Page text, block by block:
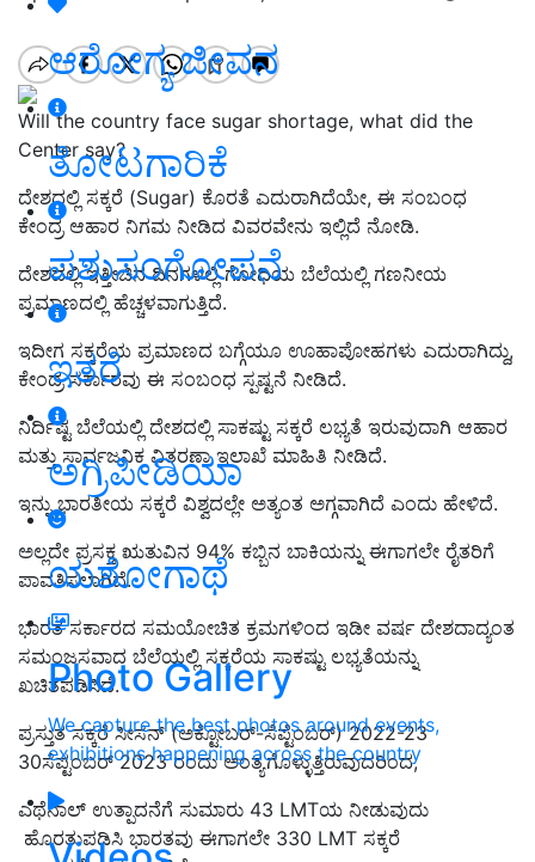
ಆರೋಗ್ಯ ಜೀವನ
ತೋಟಗಾರಿಕೆ
ಪಶುಸಂಗೋಪನೆ
ಇತರೆ
ಅಗ್ರಿಪೀಡಿಯಾ
ಯಶೋಗಾಥೆ
Photo Gallery
We capture the best photos around events,
exhibitions happening across the country
Will the country face sugar shortage, what did the
Center say?
ದೇಶದಲ್ಲಿ ಸಕ್ಕರೆ (Sugar) ಕೊರತೆ ಎದುರಾಗಿದೆಯೇ, ಈ ಸಂಬಂಧ
ಕೇಂದ್ರ ಆಹಾರ ನಿಗಮ ನೀಡಿದ ವಿವರವೇನು ಇಲ್ಲಿದೆ ನೋಡಿ.
ದೇಶದಲ್ಲಿ ಇತ್ತೀಚಿನ ದಿನಗಳಲ್ಲಿ ಗೋಧಿಯ ಬೆಲೆಯಲ್ಲಿ ಗಣನೀಯ
ಪ್ರಮಾಣದಲ್ಲಿ ಹೆಚ್ಚಳವಾಗುತ್ತಿದೆ.
ಇದೀಗ ಸಕ್ಕರೆಯ ಪ್ರಮಾಣದ ಬಗ್ಗೆಯೂ ಊಹಾಪೋಹಗಳು ಎದುರಾಗಿದ್ದು,
ಕೇಂದ್ರ ಸರ್ಕಾರವು ಈ ಸಂಬಂಧ ಸ್ಪಷ್ಟನೆ ನೀಡಿದೆ.
ನಿರ್ದಿಷ್ಟ ಬೆಲೆಯಲ್ಲಿ ದೇಶದಲ್ಲಿ ಸಾಕಷ್ಟು ಸಕ್ಕರೆ ಲಭ್ಯತೆ ಇರುವುದಾಗಿ ಆಹಾರ
ಮತ್ತು ಸಾರ್ವಜನಿಕ ವಿತರಣಾ ಇಲಾಖೆ ಮಾಹಿತಿ ನೀಡಿದೆ.
ಇನ್ನು ಭಾರತೀಯ ಸಕ್ಕರೆ ವಿಶ್ವದಲ್ಲೇ ಅತ್ಯಂತ ಅಗ್ಗವಾಗಿದೆ ಎಂದು ಹೇಳಿದೆ.
ಅಲ್ಲದೇ ಪ್ರಸಕ್ತ ಋತುವಿನ 94% ಕಬ್ಬಿನ ಬಾಕಿಯನ್ನು ಈಗಾಗಲೇ ರೈತರಿಗೆ
ಪಾವತಿಸಲಾಗಿದೆ.
ಭಾರತ ಸರ್ಕಾರದ ಸಮಯೋಚಿತ ಕ್ರಮಗಳಿಂದ ಇಡೀ ವರ್ಷ ದೇಶದಾದ್ಯಂತ
ಸಮಂಜಸವಾದ ಬೆಲೆಯಲ್ಲಿ ಸಕ್ಕರೆಯ ಸಾಕಷ್ಟು ಲಭ್ಯತೆಯನ್ನು
ಖಚಿತಪಡಿಸಿದೆ.
ಪ್ರಸ್ತುತ ಸಕ್ಕರೆ ಸೀಸನ್ (ಅಕ್ಟೋಬರ್-ಸೆಪ್ಟೆಂಬರ್) 2022-23
30ಸೆಪ್ಟಂಬರ್ 2023 ರಂದು ಅಂತ್ಯಗೊಳ್ಳುತ್ತಿರುವುದರಿಂದ,
ಎಥೆನಾಲ್ ಉತ್ಪಾದನೆಗೆ ಸುಮಾರು 43 LMTಯ ನೀಡುವುದು
ಹೊರತುಪಡಿಸಿ ಭಾರತವು ಈಗಾಗಲೇ 330 LMT ಸಕ್ಕರೆ